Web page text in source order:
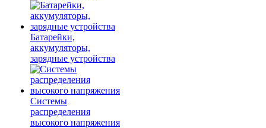
Батарейки,
аккумуляторы,
зарядные устройства
Системы
распределения
высокого напряжения